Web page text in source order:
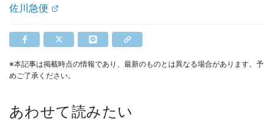
佐川急便
※本記事は掲載時点の情報であり、最新のものとは異なる場合があります。予
めご了承ください。
あわせて読みたい